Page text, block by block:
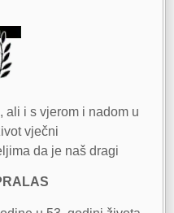
ali i s vjerom i nadom u
vječni
da je naš dragi